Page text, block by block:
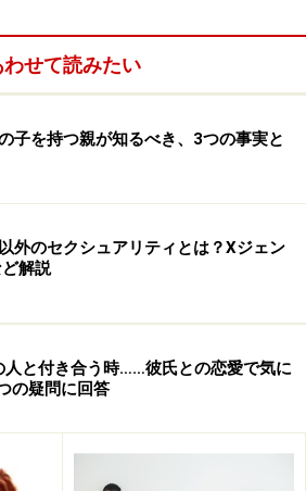
ている作品もジョージ・ダイアー
いた稀代の芸術家の恋は、一筋縄
ず）。でも、どんなにスゴイ人だ
たいなところは変わらないと思い
（LOVE&SEX）について書いてき
ランシスの恋多き人生は、作品に
い驚きの宝庫というか、本当に刺
す。そんな彼の愛と人生、彼の愛
関わりを中心に、お伝えいたしま
わせて読みたい
子を持つ親が知るべき、3つの事実と
外のセクシュアリティとは？Xジェン
解説
人と付き合う時……彼氏との恋愛で気に
の疑問に回答